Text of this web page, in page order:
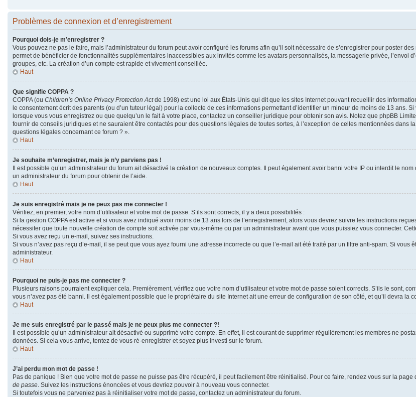
Problèmes de connexion et d’enregistrement
Pourquoi dois-je m’enregistrer ?
Vous pouvez ne pas le faire, mais l’administrateur du forum peut avoir configuré les forums afin qu’il soit nécessaire de s’enregistrer pour poster
permet de bénéficier de fonctionnalités supplémentaires inaccessibles aux invités comme les avatars personnalisés, la messagerie privée, l’envoi
groupes, etc. La création d’un compte est rapide et vivement conseillée.
Haut
Que signifie COPPA ?
COPPA (ou Children’s Online Privacy Protection Actde 1998) est une loi aux États-Unis qui dit que les sites Internet pouvant recueillir des
le consentement écrit des parents (ou d’un tuteur légal) pour la collecte de ces informations permettant d’identifier un mineur de moins de 13 ans.
lorsque vous vous enregistrez ou que quelqu’un le fait à votre place, contactez un conseiller juridique pour obtenir son avis. Notez que phpBB
fournir de conseils juridiques et ne sauraient être contactés pour des questions légales de toutes sortes, à l’exception de celles mentionnées dans
questions légales concernant ce forum ? ».
Haut
Je souhaite m’enregistrer, mais je n’y parviens pas !
Il est possible qu’un administrateur du forum ait désactivé la création de nouveaux comptes. Il peut également avoir banni votre IP ou interdit le
un administrateur du forum pour obtenir de l’aide.
Haut
Je suis enregistré mais je ne peux pas me connecter !
Vérifiez, en premier, votre nom d’utilisateur et votre mot de passe. S’ils sont corrects, il y a deux possibilités :
Si la gestion COPPA est active et si vous avez indiqué avoir moins de 13 ans lors de l’enregistrement, alors vous devrez suivre les instructions
nécessiter que toute nouvelle création de compte soit activée par vous-même ou par un administrateur avant que vous puissiez vous connecter.
Si vous avez reçu un e-mail, suivez ses instructions.
Si vous n’avez pas reçu d’e-mail, il se peut que vous ayez fourni une adresse incorrecte ou que l’e-mail ait été traité par un filtre anti-spam. Si vous
administrateur.
Haut
Pourquoi ne puis-je pas me connecter ?
Plusieurs raisons pourraient expliquer cela. Premièrement, vérifiez que votre nom d’utilisateur et votre mot de passe soient corrects. S’ils le sont,
vous n’avez pas été banni. Il est également possible que le propriétaire du site Internet ait une erreur de configuration de son côté, et qu’il devra la
Haut
Je me suis enregistré par le passé mais je ne peux plus me connecter ?!
Il est possible qu’un administrateur ait désactivé ou supprimé votre compte. En effet, il est courant de supprimer régulièrement les membres ne
données. Si cela vous arrive, tentez de vous ré-enregistrer et soyez plus investi sur le forum.
Haut
J’ai perdu mon mot de passe !
Pas de panique ! Bien que votre mot de passe ne puisse pas être récupéré, il peut facilement être réinitialisé. Pour ce faire, rendez vous sur la
de passe. Suivez les instructions énoncées et vous devriez pouvoir à nouveau vous connecter.
Si toutefois vous ne parveniez pas à réinitialiser votre mot de passe, contactez un administrateur du forum.